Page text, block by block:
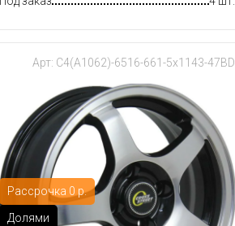
Рассрочка 0 р.
Долями
Арт: C4(A1062)-6516-661-5x1143-47BD